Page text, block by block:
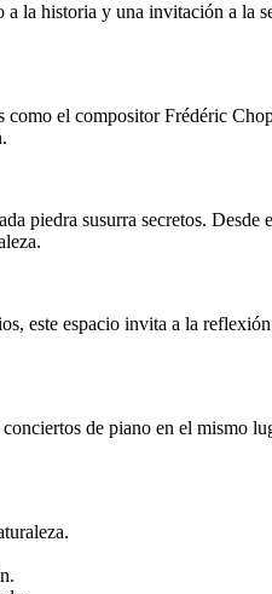
historia y una invitación a la
el compositor Frédéric
piedra susurra secretos.
este espacio invita a la
de piano en el mismo